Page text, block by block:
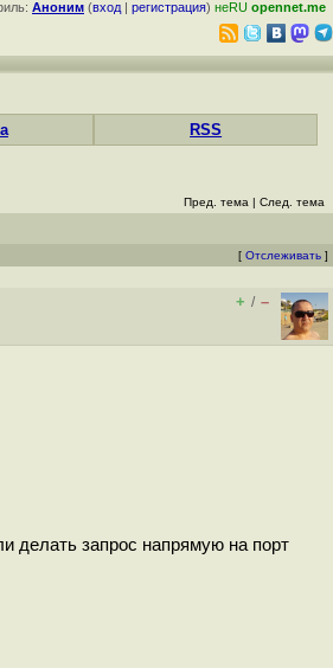
Аноним (вход | регистрация) неRU opennet.me
RSS
Пред. тема | След. тема
[ Отслеживать ]
+ / –
делать запрос напрямую на порт